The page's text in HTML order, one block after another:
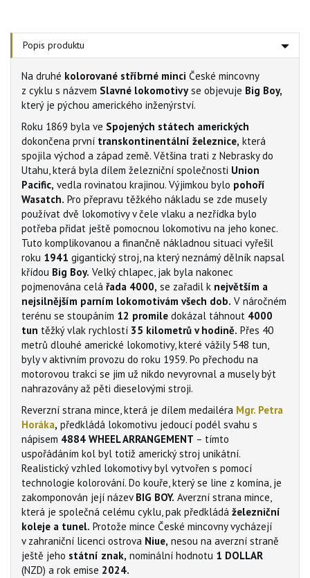
Popis produktu
Na druhé kolorované stříbrné minci České mincovny
z cyklu s názvem Slavné lokomotivyse objevuje Big Boy,
který je pýchou amerického inženýrství.
Roku 1869 byla ve Spojených státech amerických
dokončena první transkontinentální železnice, která
spojila východ a západ země. Většina trati z Nebrasky do
Utahu, která byla dílem železniční společnosti Union
Pacific, vedla rovinatou krajinou. Výjimkou bylo pohoří
Wasatch. Pro přepravu těžkého nákladu se zde musely
používat dvě lokomotivy v čele vlaku a nezřídka bylo
potřeba přidat ještě pomocnou lokomotivu na jeho konec.
Tuto komplikovanou a finančně nákladnou situaci vyřešil
roku 1941 gigantický stroj, na který neznámý dělník napsal
křídou Big Boy. Velký chlapec, jak byla nakonec
pojmenována celá řada 4000, se zařadil k největším a
nejsilnějším parním lokomotivám všech dob. V náročném
terénu se stoupáním 12 promile dokázal táhnout 4000
tun těžký vlak rychlostí 35 kilometrů v hodině. Přes 40
metrů dlouhé americké lokomotivy, které vážily 548 tun,
byly v aktivním provozu do roku 1959. Po přechodu na
motorovou trakci se jim už nikdo nevyrovnal a musely být
nahrazovány až pěti dieselovými stroji.
Reverzní strana mince, která je dílem medailéra Mgr. Petra
Horáka, předkládá lokomotivu jedoucí podél svahu s
nápisem 4884 WHEEL ARRANGEMENT – tímto
uspořádáním kol byl totiž americký stroj unikátní.
Realistický vzhled lokomotivy byl vytvořen s pomocí
technologie kolorování. Do kouře, který se line z komína, je
zakomponován její název BIG BOY. Averzní strana mince,
která je společná celému cyklu, pak předkládá železniční
koleje a tunel. Protože mince České mincovny vycházejí
v zahraniční licenci ostrova Niue, nesou na averzní straně
ještě jeho státní znak, nominální hodnotu 1 DOLLAR
(NZD) a rok emise 2024.